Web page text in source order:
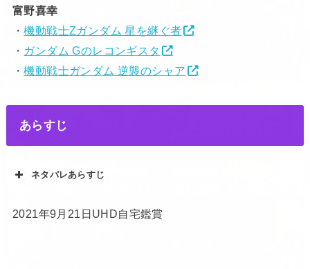
富野喜幸
・機動戦士Ζガンダム 星を継ぐ者
・ ガンダム Gのレコンギスタ
・機動戦士ガンダム 逆襲のシャア
あらすじ
ネタバレあらすじ
2021年9月21日UHD自宅鑑賞